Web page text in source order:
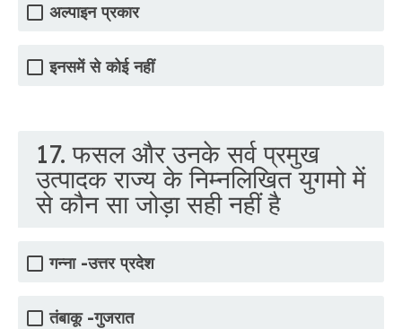
अल्पाइन प्रकार
इनसमें से कोई नहीं
17. फसल और उनके सर्व प्रमुख
उत्पादक राज्य के निम्नलिखित युगमो में
से कौन सा जोड़ा सही नहीं है
गन्ना -उत्तर प्रदेश
तंबाकू -गुजरात